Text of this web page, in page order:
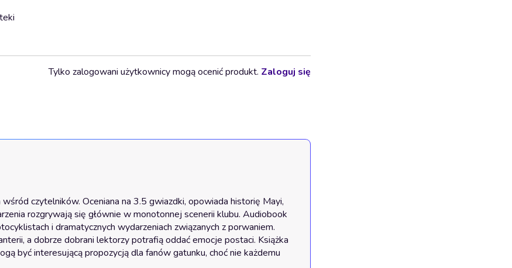
Tylko zalogowani użytkownicy mogą ocenić produkt. Zaloguj się
czytelników. Oceniana na 3.5 gwiazdki, opowiada historię Mayi,
rozgrywają się głównie w monotonnej scenerii klubu. Audiobook
i dramatycznych wydarzeniach związanych z porwaniem.
a dobrze dobrani lektorzy potrafią oddać emocje postaci. Książka
być interesującą propozycją dla fanów gatunku, choć nie każdemu